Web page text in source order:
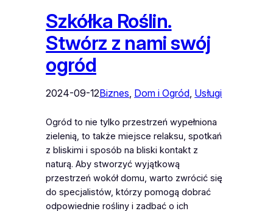
Szkółka Roślin.
Stwórz z nami swój
ogród
2024-09-12Biznes, Dom i Ogród, Usługi
Ogród to nie tylko przestrzeń wypełniona
zielenią, to także miejsce relaksu, spotkań
z bliskimi i sposób na bliski kontakt z
naturą. Aby stworzyć wyjątkową
przestrzeń wokół domu, warto zwrócić się
do specjalistów, którzy pomogą dobrać
odpowiednie rośliny i zadbać o ich